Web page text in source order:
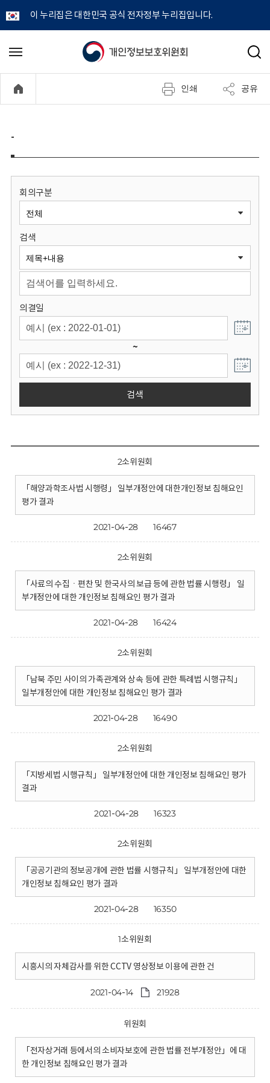
이 누리집은 대한민국 공식 전자정부 누리집입니다.
개
정
보
원
회
메
기
검
인쇄 공유
-
회의구분
검색
의결일
~
검색
2소위원회
「해양과학조사법 시행령」 일부개정안에 대한개인정보 침해요인
평가 결과
2021-04-28 16467
2소위원회
「사료의 수집ㆍ편찬 및 한국사의 보급 등에 관한 법률 시행령」 일
부개정안에 대한 개인정보 침해요인 평가 결과
2021-04-28 16424
2소위원회
「남북 주민 사이의 가족관계와 상속 등에 관한 특례법 시행규칙」
일부개정안에 대한 개인정보 침해요인 평가 결과
2021-04-28 16490
2소위원회
「지방세법 시행규칙」 일부개정안에 대한 개인정보 침해요인 평가
결과
2021-04-28 16323
2소위원회
「공공기관의 정보공개에 관한 법률 시행규칙」 일부개정안에 대한
개인정보 침해요인 평가 결과
2021-04-28 16350
1소위원회
시흥시의 자체감사를 위한 CCTV 영상정보 이용에 관한 건
2021-04-14 21928
위원회
「전자상거래 등에서의 소비자보호에 관한 법률 전부개정안」에 대
한 개인정보 침해요인 평가 결과